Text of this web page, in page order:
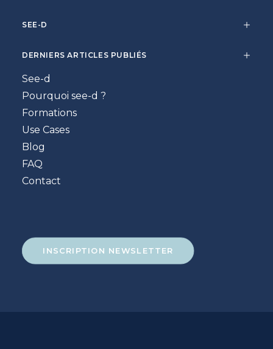
SEE-D
DERNIERS ARTICLES PUBLIÉS
See-d
Pourquoi see-d ?
Formations
Use Cases
Blog
FAQ
Contact
INSCRIPTION NEWSLETTER